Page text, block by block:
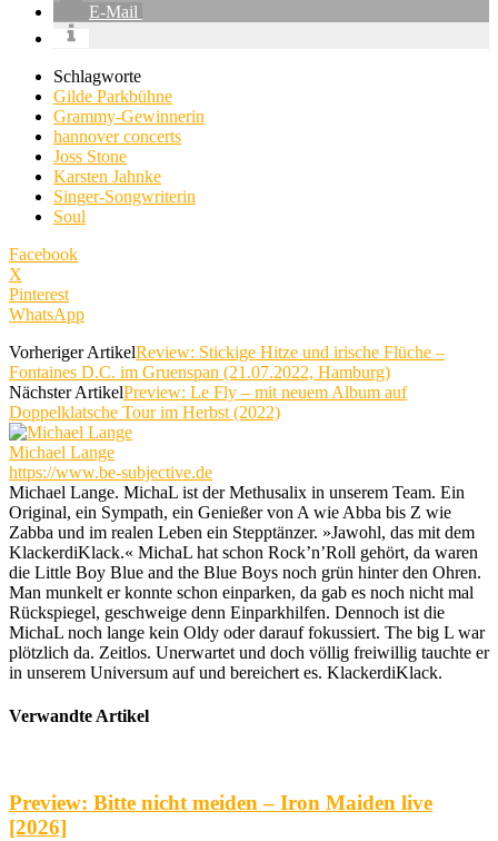
E-Mail
Schlagworte
Gilde Parkbühne
Grammy-Gewinnerin
hannover concerts
Joss Stone
Karsten Jahnke
Singer-Songwriterin
Soul
Facebook
X
Pinterest
WhatsApp
Vorheriger ArtikelReview: Stickige Hitze und irische Flüche –
Fontaines D.C. im Gruenspan (21.07.2022, Hamburg)
Nächster ArtikelPreview: Le Fly – mit neuem Album auf
Doppelklatsche Tour im Herbst (2022)
Michael Lange
https://www.be-subjective.de
Michael Lange. MichaL ist der Methusalix in unserem Team. Ein
Original, ein Sympath, ein Genießer von A wie Abba bis Z wie
Zabba und im realen Leben ein Stepptänzer. »Jawohl, das mit dem
KlackerdiKlack.« MichaL hat schon Rock’n’Roll gehört, da waren
die Little Boy Blue and the Blue Boys noch grün hinter den Ohren.
Man munkelt er konnte schon einparken, da gab es noch nicht mal
Rückspiegel, geschweige denn Einparkhilfen. Dennoch ist die
MichaL noch lange kein Oldy oder darauf fokussiert. The big L war
plötzlich da. Zeitlos. Unerwartet und doch völlig freiwillig tauchte er
in unserem Universum auf und bereichert es. KlackerdiKlack.
Verwandte Artikel
Preview: Bitte nicht meiden – Iron Maiden live
[2026]